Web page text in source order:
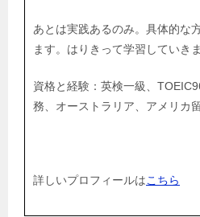
あとは実践あるのみ。具体的な
ます。はりきって学習していき
資格と経験：英検一級、
務、オーストラリア、アメリカ
詳しいプロフィールはこちら